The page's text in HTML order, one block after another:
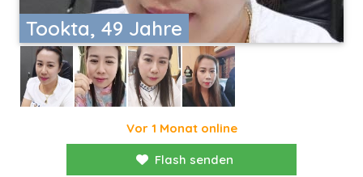
Tookta, 49 Jahre
Vor 1 Monat online
Flash senden